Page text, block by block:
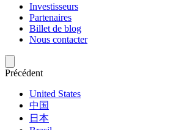
Investisseurs
Partenaires
Billet de blog
Nous contacter
Précédent
United States
中国
日本